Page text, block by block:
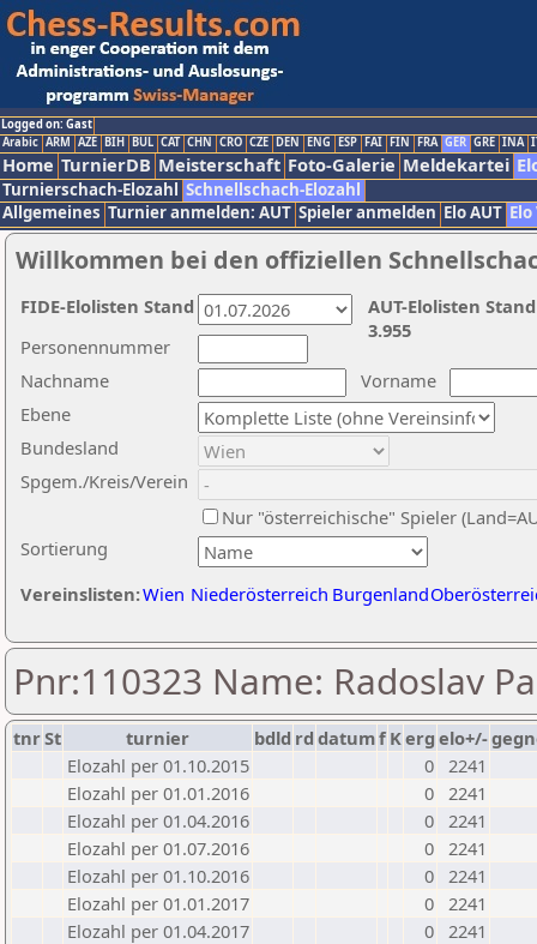
Logged on: Gast
Arabic ARM AZE BIH BUL CAT CHN CRO CZE DEN ENG ESP FAI FIN FRA GER GRE INA
Home TurnierDB Meisterschaft Foto-Galerie Meldekartei
Turnierschach-Elozahl Schnellschach-Elozahl
Allgemeines Turnier anmelden: AUT Spieler anmelden Elo AUT
Willkommen bei den offiziellen
Nachname
Vorname
Ebene
Sortierung
Personennummer
Bundesland
Spgem./Kreis/Verein
Nur "österreichische" Spieler
Vereinslisten:Wien Niederösterreich Burgenland
AUT-Elolisten
3.955
FIDE-Elolisten Stand
Pnr:110323 Name: Radoslav
tnrSt turnier bdld rd datumf Kerg elo+/-
Elozahl per 01.10.2015
0 2241
Elozahl per 01.01.2016
0 2241
Elozahl per 01.04.2016
0 2241
Elozahl per 01.07.2016
0 2241
Elozahl per 01.10.2016
0 2241
Elozahl per 01.01.2017
0 2241
Elozahl per 01.04.2017
0 2241